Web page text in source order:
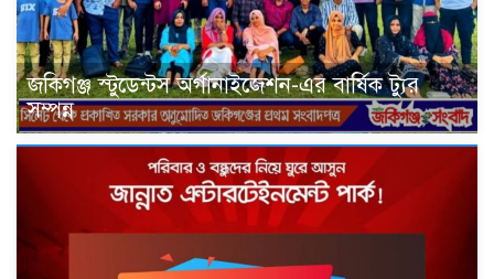
জকিগঞ্জ স্টুডেন্টস অর্গানাইজেশন-এর বার্ষিক ট্যুর
সম্পন্ন